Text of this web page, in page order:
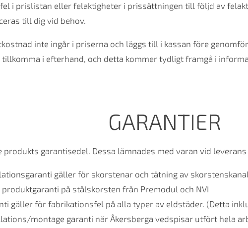
i prislistan eller felaktigheter i prissättningen till följd av
till dig vid behov.
inte ingår i priserna och läggs till i kassan före
i efterhand, och detta kommer tydligt framgå i
GARANTIER
produkts garantisedel. Dessa lämnades med varan vid
gäller för skorstenar och tätning av
på stålskorsten från Premodul och NVI
gäller för fabrikationsfel på alla typer av eldstäder. (Detta
montage garanti när Åkersberga vedspisar utfört hela